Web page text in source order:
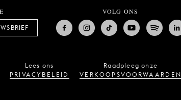
VOLG ONS
Lees ons
PRIVACYBELEID
Raadpleeg onze
VERKOOPSVOORWAARDEN